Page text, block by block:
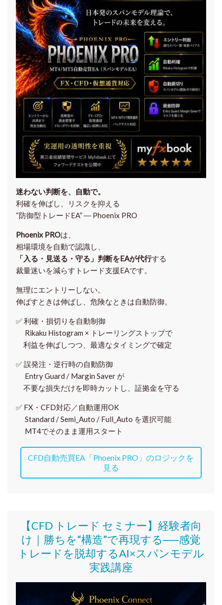
迷わない判断を、自動で。
利確を伸ばし、リスクを抑える
“防御型トレードEA” ― Phoenix PRO
Phoenix PROは、
相場環境を自動で認識し、
「入る・見送る・守る」判断をEAが代行する
裁量迷いを減らすトレード支援EAです。
無理にエントリーしない。
伸ばすときは伸ばし、危険なときは自動防御。
✅利確・損切りを自動制御
Rikaku Histogram × トレーリングストップで
利益を伸ばしつつ、最適なタイミングで確定
✅誤発注・逆行時の自動防御
Entry Guard / Margin Saver が
不要な損失だけを即時カットし、証拠金を守る
✅ FX・CFD対応／自動運用OK
Standard / Semi_Auto / Full_Auto を選択可能
MT4でそのまま運用スタート
CFD自動売買EA「Phoenix PRO」のロジックを
見る
【CFD トレード セミナー】 経験者向
け｜ 勝ちを“構造”で再現する──感覚
トレードを脱却するAI×スパンモデル
実践講座